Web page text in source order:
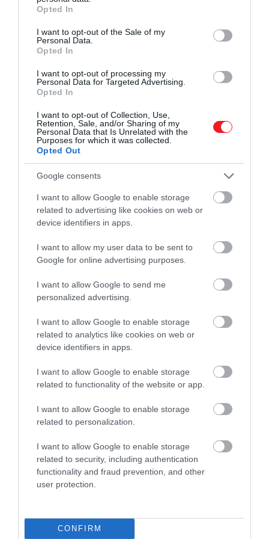
grant or deny consent to Google and its third-party tags to
use your data for below specified purposes in below Google
consent section.
Opted In
I want to opt-out of the Sale of my
Personal Data.
Opted In
I want to opt-out of processing my
Personal Data for Targeted Advertising.
Opted In
I want to opt-out of Collection, Use,
Retention, Sale, and/or Sharing of my
Personal Data that Is Unrelated with the
Purposes for which it was collected.
Opted Out
Google consents
I want to allow Google to enable storage
related to advertising like cookies on web or
device identifiers in apps.
I want to allow my user data to be sent to
Google for online advertising purposes.
I want to allow Google to send me
personalized advertising.
I want to allow Google to enable storage
related to analytics like cookies on web or
device identifiers in apps.
I want to allow Google to enable storage
related to functionality of the website or app.
I want to allow Google to enable storage
related to personalization.
I want to allow Google to enable storage
related to security, including authentication
functionality and fraud prevention, and other
user protection.
CONFIRM
sincsenek tökéletes állapotban, annak ellenére sem,
di Sicilia városában
És a házak állapota csak az egyik hátulütője a
dolognak. A Drive számításai szerint ugyanis egy-
egy üzlet megkötése után nem három eurót, sokkal
inkább többezret kell majd kifizetni a leendő
Először is azért, mert a három euró tényleg csak egy
a lakásokat ugyanis aukción lehet megvásárolni, a
tapasztalatok szerint így az otthonok a végén 2-4
millió forint között kelnek el.
Ezek után pedig kezdődhet a felújítás, aminek az
forintot emészt fel a renoválás. Ezeket a